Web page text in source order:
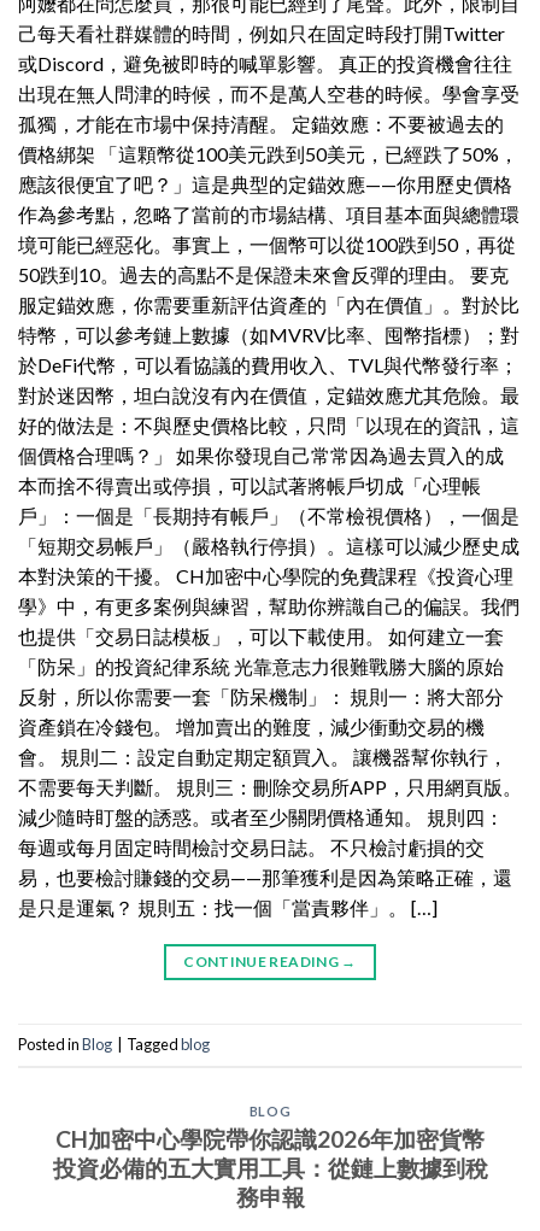
己每天看社群媒體的時間，例如只在固定時段打開Twitter
或Discord，避免被即時的喊單影響。 真正的投資機會往往
出現在無人問津的時候，而不是萬人空巷的時候。學會享受
孤獨，才能在市場中保持清醒。 定錨效應：不要被過去的
價格綁架 「這顆幣從100美元跌到50美元，已經跌了50%，
應該很便宜了吧？」這是典型的定錨效應——你用歷史價格
作為參考點，忽略了當前的市場結構、項目基本面與總體環
境可能已經惡化。事實上，一個幣可以從100跌到50，再從
50跌到10。過去的高點不是保證未來會反彈的理由。 要克
服定錨效應，你需要重新評估資產的「內在價值」。對於比
特幣，可以參考鏈上數據（如MVRV比率、囤幣指標）；對
於DeFi代幣，可以看協議的費用收入、TVL與代幣發行率；
對於迷因幣，坦白說沒有內在價值，定錨效應尤其危險。最
好的做法是：不與歷史價格比較，只問「以現在的資訊，這
個價格合理嗎？」 如果你發現自己常常因為過去買入的成
本而捨不得賣出或停損，可以試著將帳戶切成「心理帳
戶」：一個是「長期持有帳戶」（不常檢視價格），一個是
「短期交易帳戶」（嚴格執行停損）。這樣可以減少歷史成
本對決策的干擾。 CH加密中心學院的免費課程《投資心理
學》中，有更多案例與練習，幫助你辨識自己的偏誤。我們
也提供「交易日誌模板」，可以下載使用。 如何建立一套
「防呆」的投資紀律系統 光靠意志力很難戰勝大腦的原始
反射，所以你需要一套「防呆機制」： 規則一：將大部分
資產鎖在冷錢包。 增加賣出的難度，減少衝動交易的機
會。 規則二：設定自動定期定額買入。 讓機器幫你執行，
不需要每天判斷。 規則三：刪除交易所APP，只用網頁版。
減少隨時盯盤的誘惑。或者至少關閉價格通知。 規則四：
每週或每月固定時間檢討交易日誌。 不只檢討虧損的交
易，也要檢討賺錢的交易——那筆獲利是因為策略正確，還
是只是運氣？ 規則五：找一個「當責夥伴」。 […]
CONTINUE READING →
Posted inBlog Taggedblog
BLOG
CH加密中心學院帶你認識2026年加密貨幣
投資必備的五大實用工具：從鏈上數據到稅
務申報